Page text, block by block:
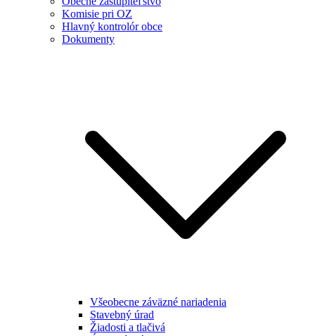
Komisie pri OZ
Hlavný kontrolór obce
Dokumenty
Všeobecne záväzné nariadenia
Stavebný úrad
Žiadosti a tlačivá